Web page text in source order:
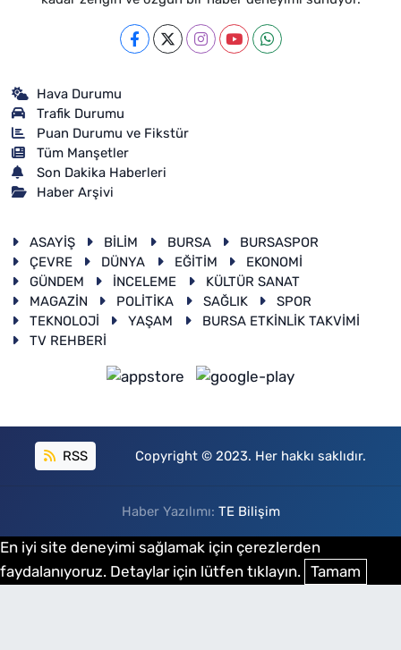
Hava Durumu
Trafik Durumu
Puan Durumu ve Fikstür
Tüm Manşetler
Son Dakika Haberleri
Haber Arşivi
ASAYİŞ BİLİM BURSA
BURSASPOR
ÇEVRE
DÜNYA EĞİTİM
EKONOMİ
GÜNDEM
İNCELEME
KÜLTÜR SANAT
MAGAZİN
POLİTİKA SAĞLIK
SPOR
TEKNOLOJİ
YAŞAM
BURSA ETKİNLİK TAKVİMİ
TV REHBERİ
RSS Copyright © 2023. Her hakkı saklıdır.
Haber Yazılımı: TE Bilişim
En iyi site deneyimi sağlamak için çerezlerden
faydalanıyoruz. Detaylar için lütfen tıklayın. Tamam